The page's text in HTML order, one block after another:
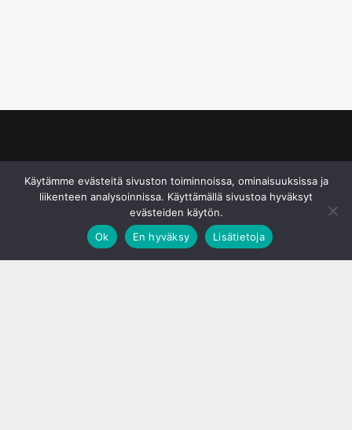
Käytämme evästeitä sivuston toiminnoissa, ominaisuuksissa ja
liikenteen analysoinnissa. Käyttämällä sivustoa hyväksyt
evästeiden käytön.
Ok
En hyväksy Lisätietoja